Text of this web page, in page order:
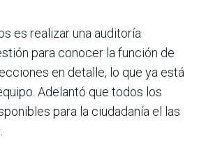
es realizar una auditoría
para conocer la función de
en detalle, lo que ya está
Adelantó que todos los
para la ciudadanía el las